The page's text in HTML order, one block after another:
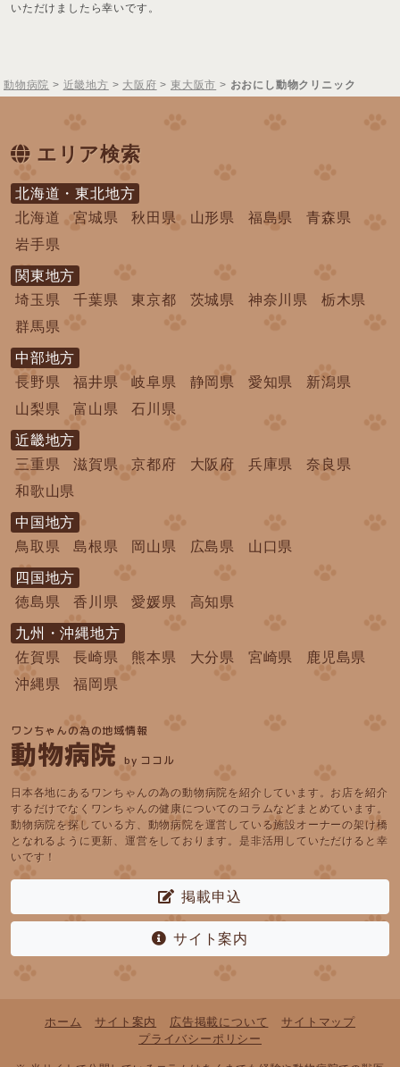
いただけましたら幸いです。
動物病院 > 近畿地方 > 大阪府 > 東大阪市 > おおにし動物クリニック
エリア検索
北海道・東北地方
北海道
宮城県 秋田県 山形県 福島県
青森県
岩手県
関東地方
埼玉県
千葉県 東京都 茨城県 神奈川県
栃木県
群馬県
中部地方
長野県
福井県 岐阜県 静岡県 愛知県
新潟県
山梨県
富山県 石川県
近畿地方
三重県
滋賀県 京都府 大阪府 兵庫県
奈良県
和歌山県
中国地方
鳥取県
島根県 岡山県 広島県 山口県
四国地方
徳島県
香川県 愛媛県 高知県
九州・沖縄地方
佐賀県
長崎県 熊本県 大分県 宮崎県
鹿児島県
沖縄県
福岡県
ワンちゃんの為の地域情報
動物病院 by ココル
日本各地にあるワンちゃんの為の動物病院を紹介しています。お店を紹介
するだけでなくワンちゃんの健康についてのコラムなどまとめています。
動物病院を探している方、動物病院を運営している施設オーナーの架け橋
となれるように更新、運営をしております。是非活用していただけると幸
いです！
掲載申込
サイト案内
ホーム サイト案内 広告掲載について
サイトマップ
プライバシーポリシー